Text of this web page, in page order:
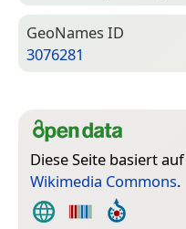
Geo­Names ID
3076281
Diese Seite basiert auf
Wikimedia Commons.